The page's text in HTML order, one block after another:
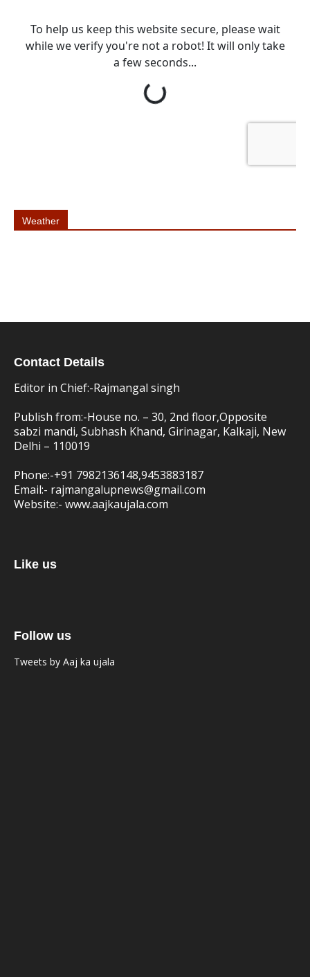
Weather
Contact Details
Editor in Chief:-Rajmangal singh
Publish from:-House no. – 30, 2nd floor,Opposite
sabzi mandi, Subhash Khand, Girinagar, Kalkaji, New
Delhi – 110019
Phone:-+91 7982136148,9453883187
Email:- rajmangalupnews@gmail.com
Website:- www.aajkaujala.com
Like us
Follow us
Tweets by Aaj ka ujala